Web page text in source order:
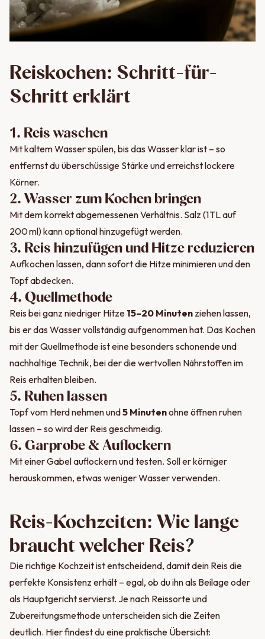
Reiskochen: Schritt-für-
Schritt erklärt
1. Reis waschen
Mit kaltem Wasser spülen, bis das Wasser klar ist – so
entfernst du überschüssige Stärke und erreichst lockere
Körner.
2. Wasser zum Kochen bringen
Mit dem korrekt abgemessenen Verhältnis. Salz (1 TL auf
200 ml) kann optional hinzugefügt werden.
3. Reis hinzufügen und Hitze reduzieren
Aufkochen lassen, dann sofort die Hitze minimieren und den
Topf abdecken.
4. Quellmethode
Reis bei ganz niedriger Hitze 15–20 Minuten ziehen lassen,
bis er das Wasser vollständig aufgenommen hat. Das Kochen
mit der Quellmethode ist eine besonders schonende und
nachhaltige Technik, bei der die wertvollen Nährstoffen im
Reis erhalten bleiben.
5. Ruhen lassen
Topf vom Herd nehmen und5 Minutenohne öffnen ruhen
lassen – so wird der Reis geschmeidig.
6. Garprobe & Auflockern
Mit einer Gabel auflockern und testen. Soll er körniger
herauskommen, etwas weniger Wasser verwenden.
Reis-Kochzeiten: Wie lange
braucht welcher Reis?
Die richtige Kochzeit ist entscheidend, damit dein Reis die
perfekte Konsistenz erhält – egal, ob du ihn als Beilage oder
als Hauptgericht servierst. Je nach Reissorte und
Zubereitungsmethode unterscheiden sich die Zeiten
deutlich. Hier findest du eine praktische Übersicht: